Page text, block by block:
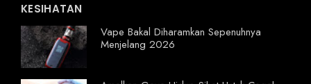
KESIHATAN
Vape Bakal Diharamkan Sepenuhnya
Menjelang 2026